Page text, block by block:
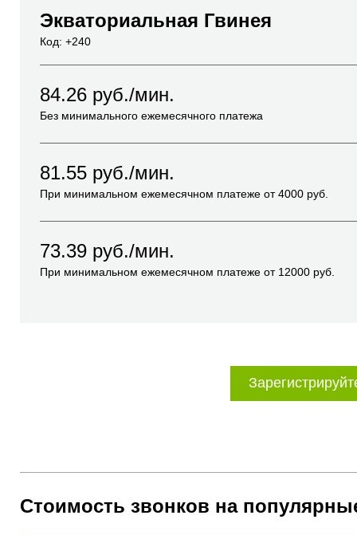
Экваториальная Гвинея
Код: +240
84.26 руб./мин.
Без минимального ежемесячного платежа
81.55 руб./мин.
При минимальном ежемесячном платеже от4000 руб.
73.39 руб./мин.
При минимальном ежемесячном платеже от 12000 руб.
Стоимость звонков на